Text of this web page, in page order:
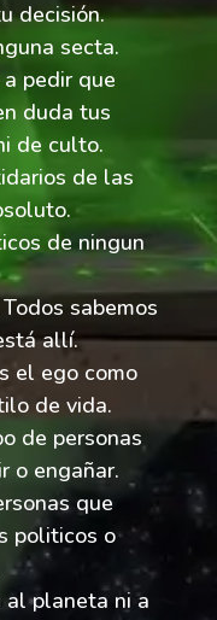
decisión.
secta.
pedir que
duda tus
de culto.
de las
de ningun
sabemos
allí.
el ego como
de vida.
de personas
o engañar.
que
politicos o
al planeta ni a